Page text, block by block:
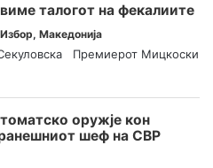
талогот на фекалиите
Избор, Македонија
Премиерот Мицкоски
оружје кон
шеф на СВР